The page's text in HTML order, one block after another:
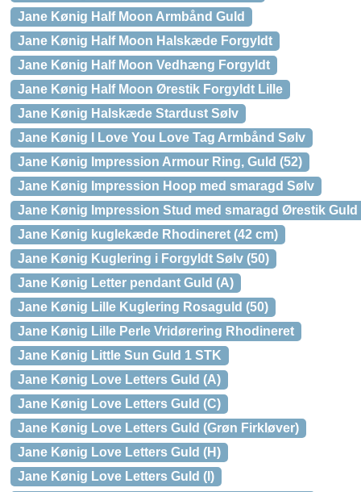
Jane Kønig Half Moon Armbånd Guld
Jane Kønig Half Moon Halskæde Forgyldt
Jane Kønig Half Moon Vedhæng Forgyldt
Jane Kønig Half Moon Ørestik Forgyldt Lille
Jane Kønig Halskæde Stardust Sølv
Jane Kønig I Love You Love Tag Armbånd Sølv
Jane Kønig Impression Armour Ring, Guld (52)
Jane Kønig Impression Hoop med smaragd Sølv
Jane Kønig Impression Stud med smaragd Ørestik Guld
Jane Kønig kuglekæde Rhodineret (42 cm)
Jane Kønig Kuglering i Forgyldt Sølv (50)
Jane Kønig Letter pendant Guld (A)
Jane Kønig Lille Kuglering Rosaguld (50)
Jane Kønig Lille Perle Vridørering Rhodineret
Jane Kønig Little Sun Guld 1 STK
Jane Kønig Love Letters Guld (A)
Jane Kønig Love Letters Guld (C)
Jane Kønig Love Letters Guld (Grøn Firkløver)
Jane Kønig Love Letters Guld (H)
Jane Kønig Love Letters Guld (I)